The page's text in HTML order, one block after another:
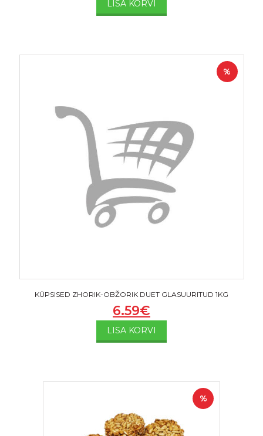
LISA KORVI
%
KÜPSISED ZHORIK-OBŽORIK DUET GLASUURITUD 1KG
6.59€
LISA KORVI
%